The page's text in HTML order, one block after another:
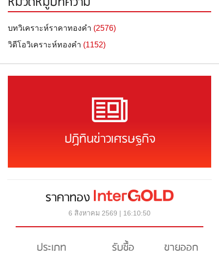
บทวิเคราะห์ราคาทองคำ (2576)
วิดีโอวิเคราะห์ทองคำ (1152)
ปฏิทินข่าวเศรษฐกิจ
ราคาทอง
6 สิงหาคม 2569 | 16:10:50
ประเภท รับซื้อ
ขายออก